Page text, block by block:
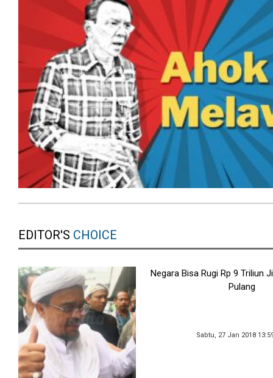
EDITOR'S CHOICE
Negara Bisa Rugi Rp 9 Triliun
Pulang
Sabtu, 27 Jan 2018